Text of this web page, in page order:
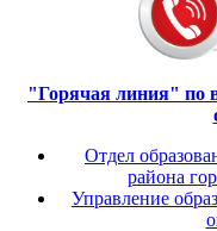
"Горячая линия" по
Отдел
района
Управление